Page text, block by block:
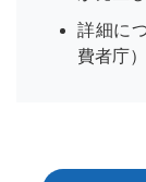
詳細に
費者庁